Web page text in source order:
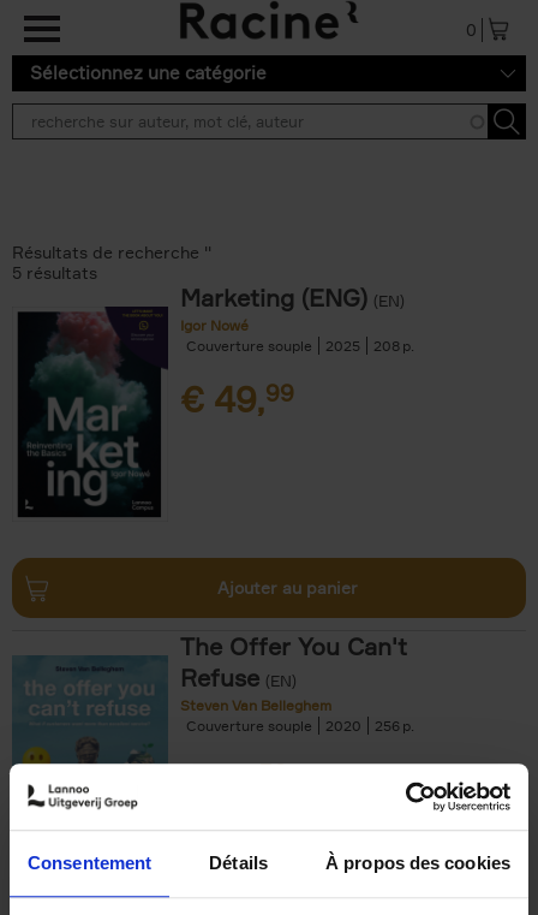
Consentement Détails À propos des cookies
Aller au contenu principal
0
Sélectionnez une catégorie
Résultats de recherche ''
5 résultats
Marketing (ENG) (EN)
Igor Nowé
Couverture souple
2025 208
€ 49,99
Ajouter au panier
The Offer You Can't
Refuse (EN)
Steven Van Belleghem
Couverture souple
2020 256
€37,50